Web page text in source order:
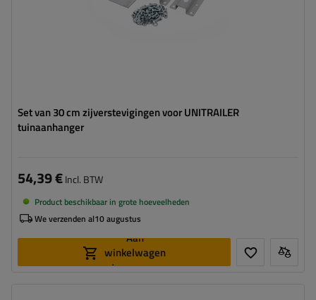
Set van 30 cm zijverstevigingen voor UNITRAILER
tuinaanhanger
54,39 €Incl. BTW
Product beschikbaar in grote hoeveelheden
We verzenden al10 augustus
Aan
winkelwagen
toevoegen